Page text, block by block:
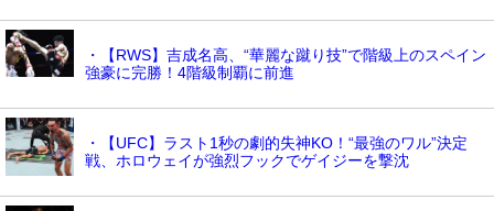
・【RWS】吉成名高、“華麗な蹴り技”で階級上のスペイン
強豪に完勝！4階級制覇に前進
・【UFC】ラスト1秒の劇的失神KO！“最強のワル”決定
戦、ホロウェイが強烈フックでゲイジーを撃沈